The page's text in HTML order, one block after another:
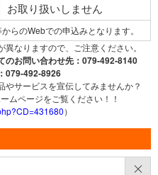
お取り扱いしません
らのWebでの申込みとなります。
なりますので、ご注意ください。
のお問い合わせ先：079-492-8140
079-492-8926
サービスを宣伝してみませんか？
ムページをご覧ください！！
）